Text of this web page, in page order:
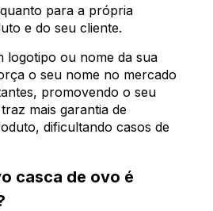
para a própria
e do seu cliente.
logotipo ou nome da sua
o seu nome no mercado
promovendo o seu
mais garantia de
dificultando casos de
casca de ovo é